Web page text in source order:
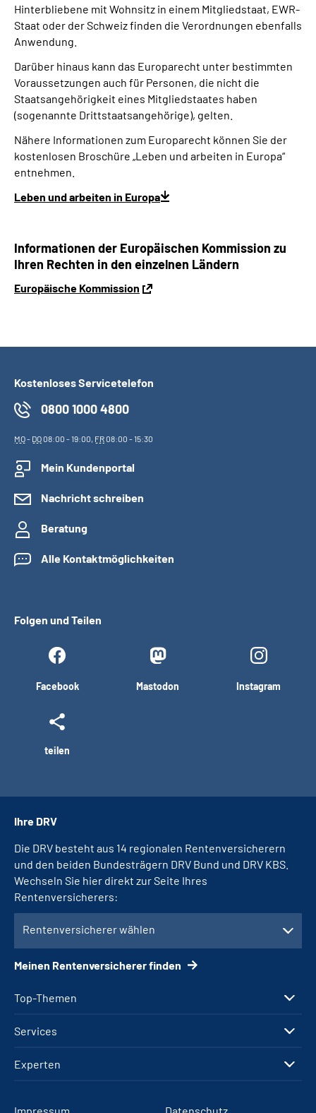
Hinterbliebene mit Wohnsitz in einem Mitgliedstaat, EWR-
Staat oder der Schweiz finden die Verordnungen ebenfalls
Anwendung.
Darüber hinaus kann das Europarecht unter bestimmten
Voraussetzungen auch für Personen, die nicht die
Staatsangehörigkeit eines Mitgliedstaates haben
(sogenannte Drittstaatsangehörige), gelten.
Nähere Informationen zum Europarecht können Sie der
kostenlosen Broschüre „Leben und arbeiten in Europa“
entnehmen.
Leben und arbeiten in Europa
Informationen der Europäischen Kommission zu
Ihren Rechten in den einzelnen Ländern
Europäische Kommission
Kostenloses Servicetelefon
0800 1000 4800
MO- DO08:00 - 19:00, FR08:00 - 15:30
Mein Kundenportal
Nachricht schreiben
Beratung
Alle Kontaktmöglichkeiten
Folgen und Teilen
Facebook Mastodon Instagram
teilen
Top-Themen
Services
Experten
Ihre DRV
Die DRV besteht aus 14 regionalen Rentenversicherern
und den beiden Bundesträgern DRV Bund und DRV KBS.
Wechseln Sie hier direkt zur Seite Ihres
Rentenversicherers:
Rentenversicherer wählen
Meinen Rentenversicherer finden